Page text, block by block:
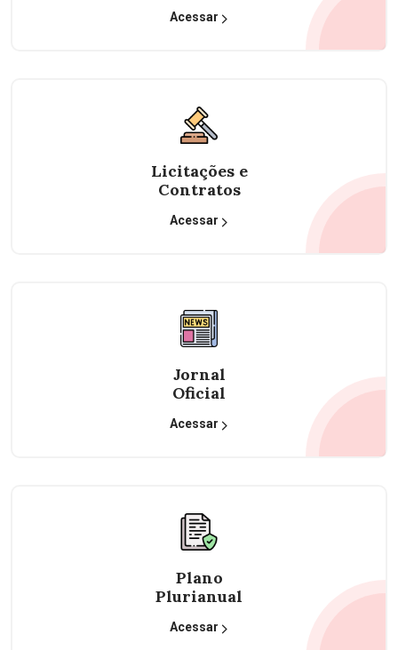
Acessar
Licitações e
Contratos
Acessar
Jornal
Oficial
Acessar
Plano
Plurianual
Acessar